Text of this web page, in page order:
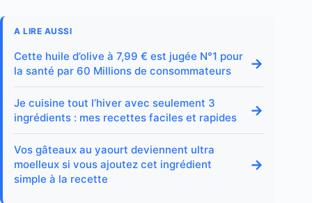
A LIRE AUSSI
Cette huile d’olive à 7,99 € est jugée N°1 pour
la santé par 60 Millions de consommateurs
→
Je cuisine tout l’hiver avec seulement 3
ingrédients : mes recettes faciles et rapides
→
Vos gâteaux au yaourt deviennent ultra
moelleux si vous ajoutez cet ingrédient
simple à la recette
→